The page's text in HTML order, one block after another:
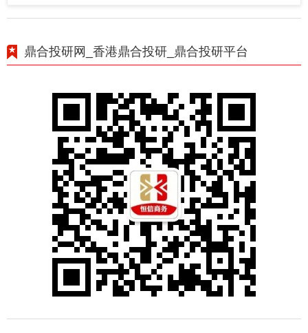
鼎合投研网_香港鼎合投研_鼎合投研平台